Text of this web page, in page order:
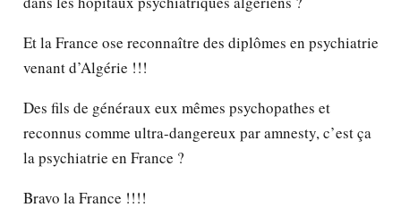
Et la France ose reconnaître des diplômes en psychiatrie
venant d’Algérie !!!
Des fils de généraux eux mêmes psychopathes et
reconnus comme ultra-dangereux par amnesty, c’est ça
la psychiatrie en France ?
Bravo la France !!!!